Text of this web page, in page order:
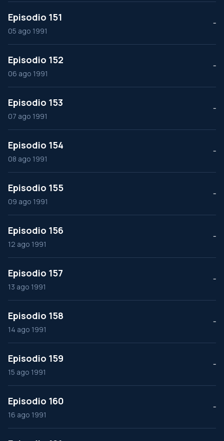
Episodio 151
05 ago 1991
--
Episodio 152
06 ago 1991
--
Episodio 153
07 ago 1991
--
Episodio 154
08 ago 1991
--
Episodio 155
09 ago 1991
--
Episodio 156
12 ago 1991
--
Episodio 157
13 ago 1991
--
Episodio 158
14 ago 1991
--
Episodio 159
15 ago 1991
--
Episodio 160
16 ago 1991
--